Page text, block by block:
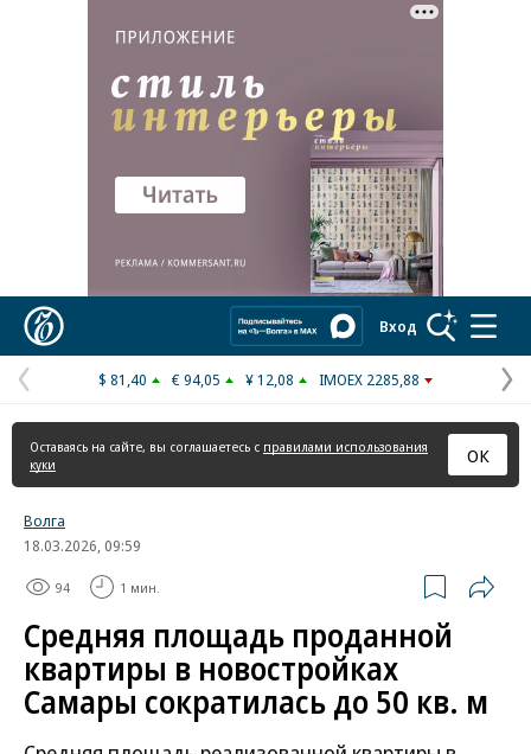
Реклама в «Ъ» www.kommersant.ru/ad
Вход
Предыдущая
страница
$ 81,40 € 94,05 ¥ 12,08 IMOEX 2285,88
Оставаясь на сайте, вы соглашаетесь с правилами использования
куки
ОК
Волга
18.03.2026, 09:59
94 1 мин.
Средняя площадь проданной
квартиры в новостройках
Самары сократилась до 50 кв. м